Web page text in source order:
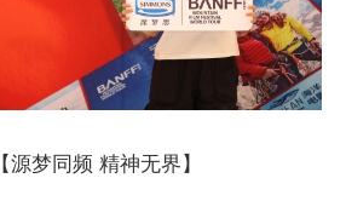
【源梦同频 精神无界】